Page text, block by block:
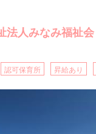
法人みなみ福祉会
認可保育所 昇給あり